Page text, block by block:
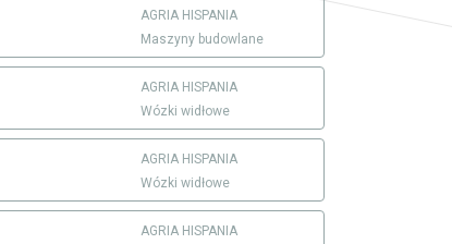
AGRIA HISPANIA
Maszyny budowlane
AGRIA HISPANIA
Wózki widłowe
AGRIA HISPANIA
Wózki widłowe
AGRIA HISPANIA